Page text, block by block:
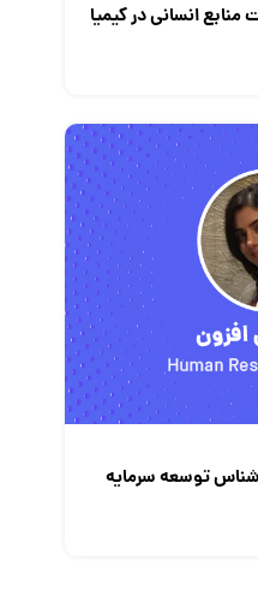
انسانی در کیمیا
توسعه سرمایه